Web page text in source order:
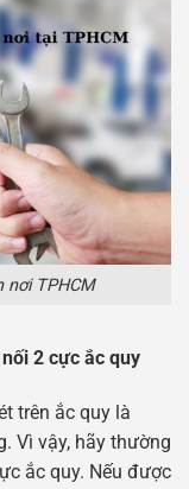
nơi TPHCM
2 cực ắc quy
trên ắc quy là
Vì vậy, hãy thường
ắc quy. Nếu được